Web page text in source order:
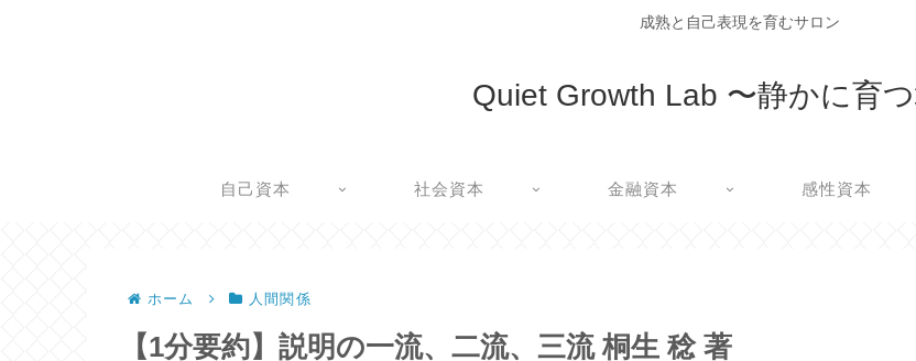
成熟と自己表現を育むサロン
Quiet Growth Lab 〜静かに育
自己資本 社会資本 金融資本 感性資本
ホーム 人間関係
【1分要約】説明の一流、二流、三流 桐生 稔 著